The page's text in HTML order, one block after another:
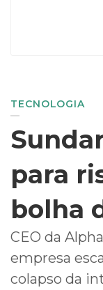
TECNOLOGIA
para
bolha
CEO da
empresa
colapso da